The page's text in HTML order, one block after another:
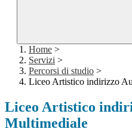
Home >
Servizi >
Percorsi di studio >
Liceo Artistico indirizzo
Liceo Artistico
Multimediale